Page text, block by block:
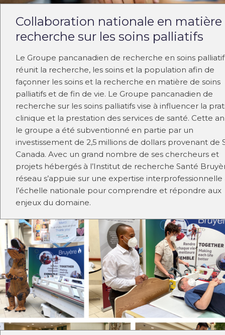
Collaboration nationale en matière
recherche sur les soins palliatifs
Le Groupe pancanadien de recherche en soins
réunit la recherche, les soins et la population afin de
façonner les soins et la recherche en matière de soins
palliatifs et de fin de vie. Le Groupe pancanadien de
recherche sur les soins palliatifs vise à influencer la
clinique et la prestation des services de santé. Cette
le groupe a été subventionné en partie par un
investissement de 2,5 millions de dollars provenant de
Canada. Avec un grand nombre de ses chercheurs et
projets hébergés à l’Institut de recherche Santé
réseau s’appuie sur une expertise interprofessionnelle
l’échelle nationale pour comprendre et répondre aux
enjeux du domaine.